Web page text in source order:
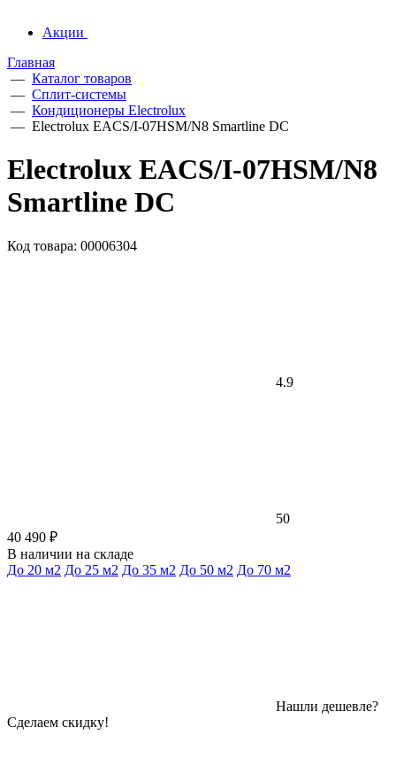
Акции
Главная
— Каталог товаров
— Сплит-системы
— Кондиционеры Electrolux
— Electrolux EACS/I-07HSM/N8 Smartline DC
Electrolux EACS/I-07HSM/N8
Smartline DC
Код товара: 00006304
4.9
50
40 490 ₽
В наличии на складе
До 20 м2 До 25 м2 До 35 м2 До 50 м2 До 70 м2
Нашли дешевле?
Сделаем скидку!